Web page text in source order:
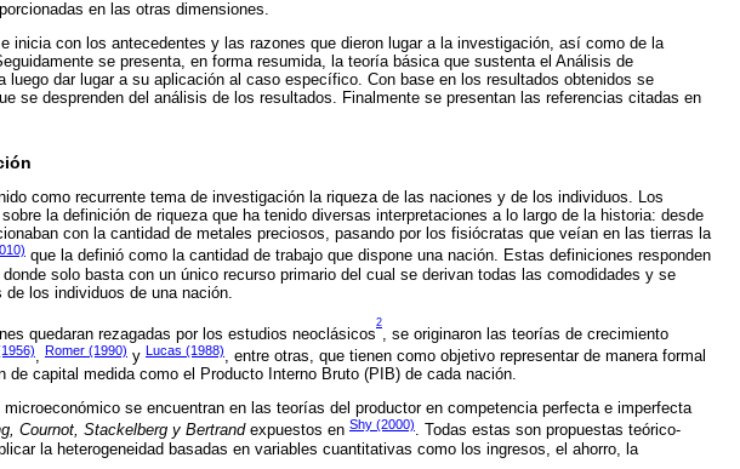
en las otras dimensiones.
inicia con los antecedentes y las razones que dieron lugar a la investigación, así como de la
se presenta, en forma resumida, la teoría básica que sustenta el Análisis de
luego dar lugar a su aplicación al caso específico. Con base en los resultados obtenidos se
se desprenden del análisis de los resultados. Finalmente se presentan las referencias citadas en
como recurrente tema de investigación la riqueza de las naciones y de los individuos. Los
la definición de riqueza que ha tenido diversas interpretaciones a lo largo de la historia: desde
con la cantidad de metales preciosos, pasando por los fisiócratas que veían en las tierras la
que la definió como la cantidad de trabajo que dispone una nación. Estas definiciones responden
solo basta con un único recurso primario del cual se derivan todas las comodidades y se
los individuos de una nación.
quedaran rezagadas por los estudios neoclásicos
2
, se originaron las teorías de crecimiento
, Romer (1990) y Lucas (1988), entre otras, que tienen como objetivo representar de manera formal
de capital medida como el Producto Interno Bruto (PIB) de cada nación.
se encuentran en las teorías del productor en competencia perfecta e imperfecta
Cournot, Stackelberg y Bertrandexpuestos en Shy (2000). Todas estas son propuestas teórico-
la heterogeneidad basadas en variables cuantitativas como los ingresos, el ahorro, la